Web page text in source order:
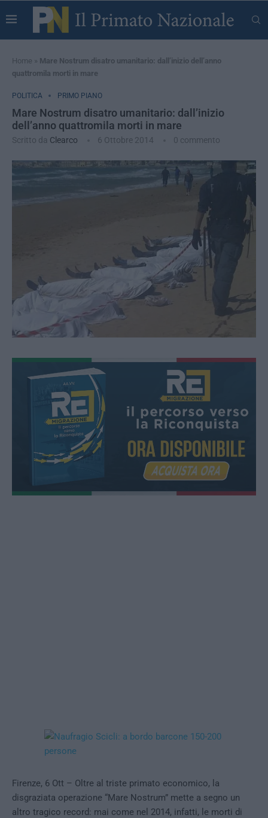
Home » Mare Nostrum disatro umanitario: dall’inizio dell’anno
quattromila morti in mare
POLITICA PRIMO PIANO
Mare Nostrum disatro umanitario: dall’inizio
dell’anno quattromila morti in mare
Scritto da Clearco 6 Ottobre 2014 0 commento
Firenze, 6 Ott – Oltre al triste primato economico, la
disgraziata operazione “Mare Nostrum” mette a segno un
altro tragico record: mai come nel 2014, infatti, le morti di